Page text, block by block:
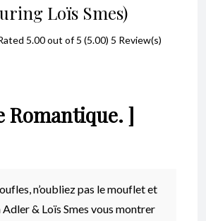
Loïs Smes)
5.00 out of 5 (5.00) 5 Review(s)
Romantique. ]
n’oubliez pas le mouflet et
Adler & Loïs Smes vous montrer